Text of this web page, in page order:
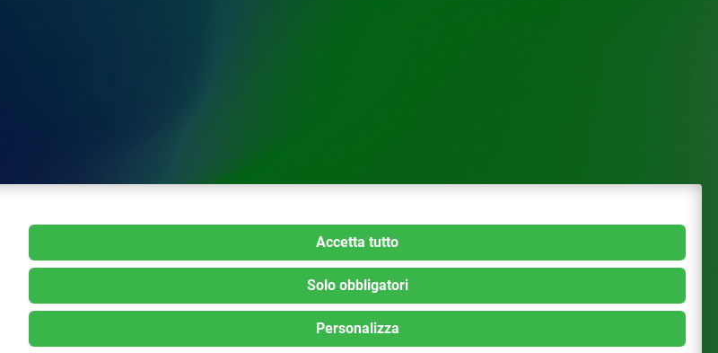
Accetta tutto
Solo obbligatori
Personalizza